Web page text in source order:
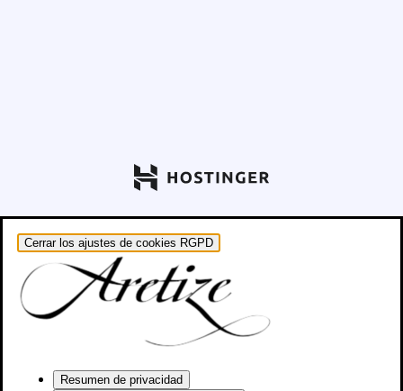
Cerrar los ajustes de cookies RGPD
Resumen de privacidad